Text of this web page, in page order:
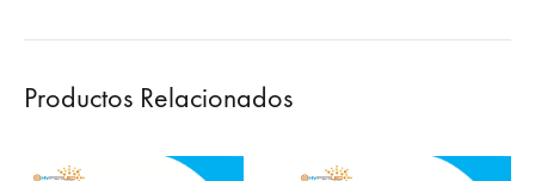
Productos Relacionados